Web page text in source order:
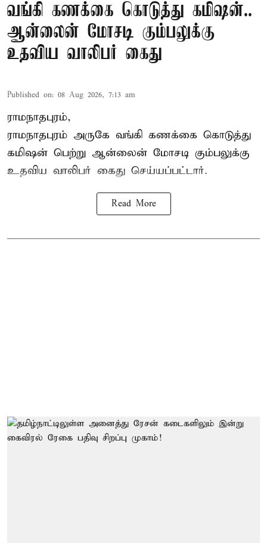
வங்கி கணக்கை கொடுத்து கமிஷன்..
ஆன்லைன் மோசடி கும்பலுக்கு
உதவிய வாலிபர் கைது
Published on: 08 Aug 2026, 7:13 am
ராமநாதபுரம்,
ராமநாதபுரம் அருகே வங்கி கணக்கை கொடுத்து
கமிஷன் பெற்று ஆன்லைன் மோசடி கும்பலுக்கு
உதவிய வாலிபர் கைது செய்யப்பட்டார்.
Read More